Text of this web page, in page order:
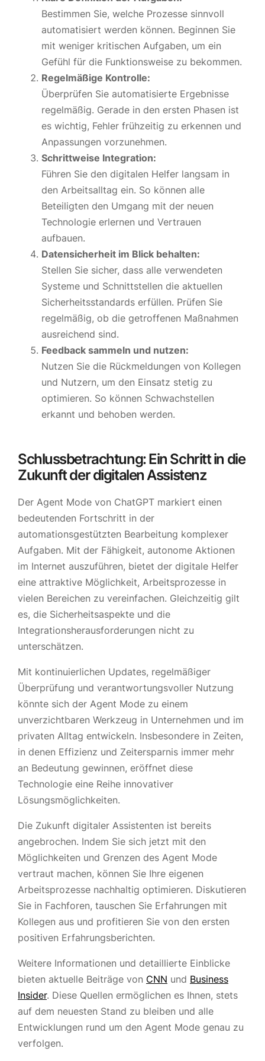
Bestimmen Sie, welche Prozesse sinnvoll
automatisiert werden können. Beginnen Sie
mit weniger kritischen Aufgaben, um ein
Gefühl für die Funktionsweise zu bekommen.
Regelmäßige Kontrolle:
Überprüfen Sie automatisierte Ergebnisse
regelmäßig. Gerade in den ersten Phasen ist
es wichtig, Fehler frühzeitig zu erkennen und
Anpassungen vorzunehmen.
Schrittweise Integration:
Führen Sie den digitalen Helfer langsam in
den Arbeitsalltag ein. So können alle
Beteiligten den Umgang mit der neuen
Technologie erlernen und Vertrauen
aufbauen.
Datensicherheit im Blick behalten:
Stellen Sie sicher, dass alle verwendeten
Systeme und Schnittstellen die aktuellen
Sicherheitsstandards erfüllen. Prüfen Sie
regelmäßig, ob die getroffenen Maßnahmen
ausreichend sind.
Feedback sammeln und nutzen:
Nutzen Sie die Rückmeldungen von Kollegen
und Nutzern, um den Einsatz stetig zu
optimieren. So können Schwachstellen
erkannt und behoben werden.
Schlussbetrachtung: Ein Schritt in die
Zukunft der digitalen Assistenz
Der Agent Mode von ChatGPT markiert einen
bedeutenden Fortschritt in der
automationsgestützten Bearbeitung komplexer
Aufgaben. Mit der Fähigkeit, autonome Aktionen
im Internet auszuführen, bietet der digitale Helfer
eine attraktive Möglichkeit, Arbeitsprozesse in
vielen Bereichen zu vereinfachen. Gleichzeitig gilt
es, die Sicherheitsaspekte und die
Integrationsherausforderungen nicht zu
unterschätzen.
Mit kontinuierlichen Updates, regelmäßiger
Überprüfung und verantwortungsvoller Nutzung
könnte sich der Agent Mode zu einem
unverzichtbaren Werkzeug in Unternehmen und im
privaten Alltag entwickeln. Insbesondere in Zeiten,
in denen Effizienz und Zeitersparnis immer mehr
an Bedeutung gewinnen, eröffnet diese
Technologie eine Reihe innovativer
Lösungsmöglichkeiten.
Die Zukunft digitaler Assistenten ist bereits
angebrochen. Indem Sie sich jetzt mit den
Möglichkeiten und Grenzen des Agent Mode
vertraut machen, können Sie Ihre eigenen
Arbeitsprozesse nachhaltig optimieren. Diskutieren
Sie in Fachforen, tauschen Sie Erfahrungen mit
Kollegen aus und profitieren Sie von den ersten
positiven Erfahrungsberichten.
Weitere Informationen und detaillierte Einblicke
bieten aktuelle Beiträge von CNN und Business
Insider. Diese Quellen ermöglichen es Ihnen, stets
auf dem neuesten Stand zu bleiben und alle
Entwicklungen rund um den Agent Mode genau zu
verfolgen.